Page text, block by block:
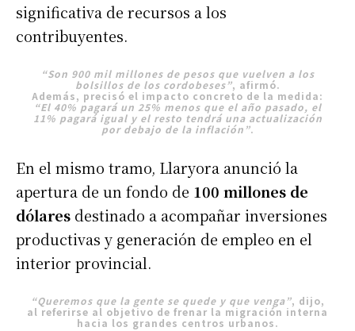
significativa de recursos a los
contribuyentes.
“Son 900 mil millones de pesos que vuelven a los
bolsillos de los cordobeses”, afirmó.
Además, precisó el impacto concreto de la medida:
“El 40% pagará un 25% menos que el año pasado, el
11% pagará igual y el resto tendrá una actualización
por debajo de la inflación”.
En el mismo tramo, Llaryora anunció la
apertura de un fondo de 100 millones de
dólares destinado a acompañar inversiones
productivas y generación de empleo en el
interior provincial.
“Queremos que la gente se quede y que venga”, dijo,
al referirse al objetivo de frenar la migración interna
hacia los grandes centros urbanos.